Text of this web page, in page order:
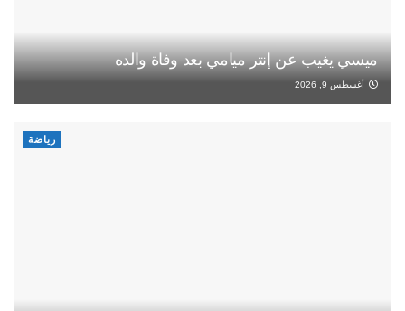
ميسي يغيب عن إنتر ميامي بعد وفاة والده
أغسطس 9, 2026
رياضة